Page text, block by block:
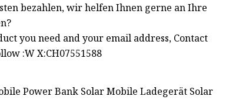
bezahlen, wir helfen Ihnen gerne an Ihre
you need and your email address, Contact
:W X:CH07551588
Power Bank Solar Mobile Ladegerät Solar